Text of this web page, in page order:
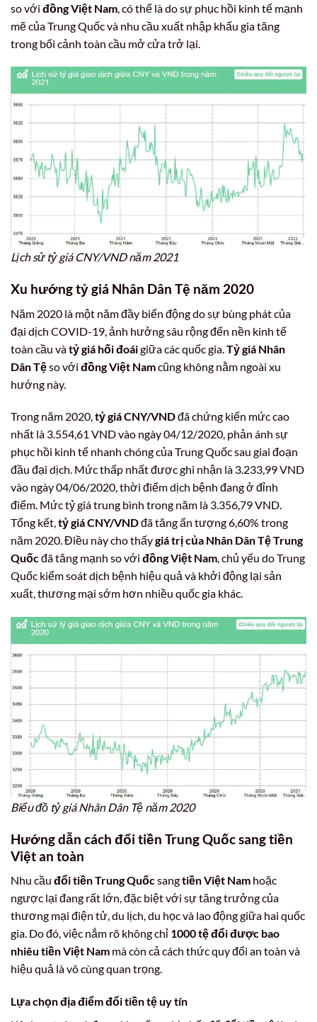
so với đồng Việt Nam , có thể là do sự phục hồi kinh tế mạnh
mẽ của Trung Quốc và nhu cầu xuất nhập khẩu gia tăng
trong bối cảnh toàn cầu mở cửa trở lại.
Lịch sử tỷ giá CNY/VND năm 2021
Xu hướng tỷ giá Nhân Dân Tệ năm 2020
Năm 2020 là một năm đầy biến động do sự bùng phát của
đại dịch COVID-19, ảnh hưởng sâu rộng đến nền kinh tế
toàn cầu vàtỷ giá hối đoáigiữa các quốc gia. Tỷ giá Nhân
Dân Tệso với đồng Việt Namcũng không nằm ngoài xu
hướng này.
Trong năm 2020,tỷ giá CNY/VNDđã chứng kiến mức cao
nhất là 3.554,61 VND vào ngày 04/12/2020, phản ánh sự
phục hồi kinh tế nhanh chóng của Trung Quốc sau giai đoạn
đầu đại dịch. Mức thấp nhất được ghi nhận là 3.233,99 VND
vào ngày 04/06/2020, thời điểm dịch bệnh đang ở đỉnh
điểm. Mức tỷ giá trung bình trong năm là 3.356,79 VND.
Tổng kết,tỷ giá CNY/VNDđã tăng ấn tượng 6,60% trong
năm 2020. Điều này cho thấygiá trị của Nhân Dân Tệ Trung
Quốcđã tăng mạnh so với đồng Việt Nam, chủ yếu do Trung
Quốc kiểm soát dịch bệnh hiệu quả và khởi động lại sản
xuất, thương mại sớm hơn nhiều quốc gia khác.
Biểu đồ tỷ giá Nhân Dân Tệ năm 2020
Hướng dẫn cách đổi tiền Trung Quốc sang tiền
Việt an toàn
Nhu cầu đổi tiền Trung Quốcsangtiền Việt Nam hoặc
ngược lại đang rất lớn, đặc biệt với sự tăng trưởng của
thương mại điện tử, du lịch, du học và lao động giữa hai quốc
gia. Do đó, việc nắm rõ không chỉ 1000 tệ đổi được bao
nhiêu tiền Việt Nam mà còn cả cách thức quy đổi an toàn và
hiệu quả là vô cùng quan trọng.
Lựa chọn địa điểm đổi tiền tệ uy tín